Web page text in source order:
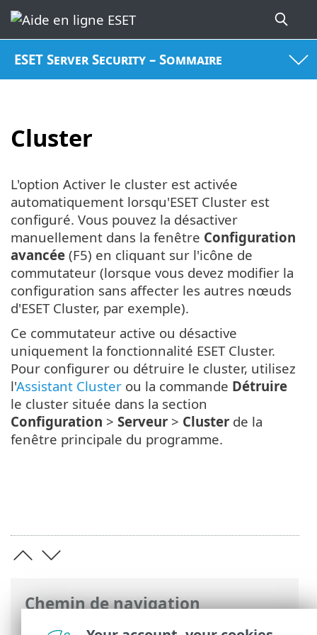
ESET Server Security – Sommaire
Cluster
Chemin de navigation
L'option Activer le cluster est activée
automatiquement lorsqu'ESET Cluster est
configuré. Vous pouvez la désactiver
manuellement dans la fenêtre Configuration
avancée (F5) en cliquant sur l'icône de
commutateur (lorsque vous devez modifier la
configuration sans affecter les autres nœuds
d'ESET Cluster, par exemple).
Ce commutateur active ou désactive
uniquement la fonctionnalité ESET Cluster.
Pour configurer ou détruire le cluster, utilisez
l'Assistant Cluster ou la commande Détruire
le cluster située dans la section
Configuration > Serveur > Cluster de la
fenêtre principale du programme.